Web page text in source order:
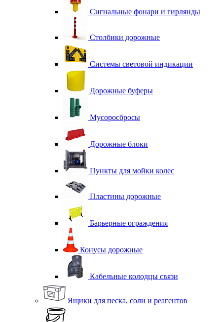
Сигнальные фонари и гирлянды
Столбики дорожные
Системы световой индикации
Дорожные буферы
Мусоросбросы
Дорожные блоки
Пункты для мойки колес
Пластины дорожные
Барьерные ограждения
Конусы дорожные
Кабельные колодцы связи
Ящики для песка, соли и реагентов